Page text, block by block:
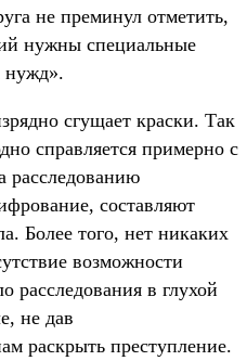
не преминул отметить,
нужны специальные
нужд».
сгущает краски. Так
справляется примерно с
расследованию
составляют
Более того, нет никаких
возможности
расследования в глухой
не дав
раскрыть преступление.